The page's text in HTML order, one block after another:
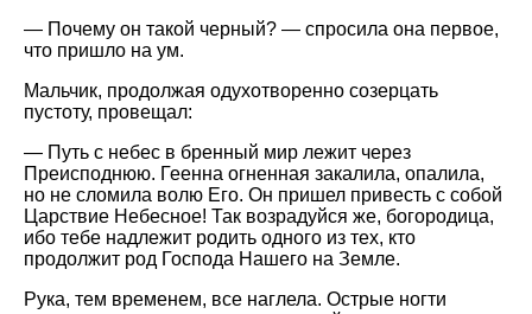
— Почему он такой черный? — спросила она первое,
что пришло на ум.
Мальчик, продолжая одухотворенно созерцать
пустоту, провещал:
— Путь с небес в бренный мир лежит через
Преисподнюю. Геенна огненная закалила, опалила,
но не сломила волю Его. Он пришел привесть с собой
Царствие Небесное! Так возрадуйся же, богородица,
ибо тебе надлежит родить одного из тех, кто
продолжит род Господа Нашего на Земле.
Рука, тем временем, все наглела. Острые ногти